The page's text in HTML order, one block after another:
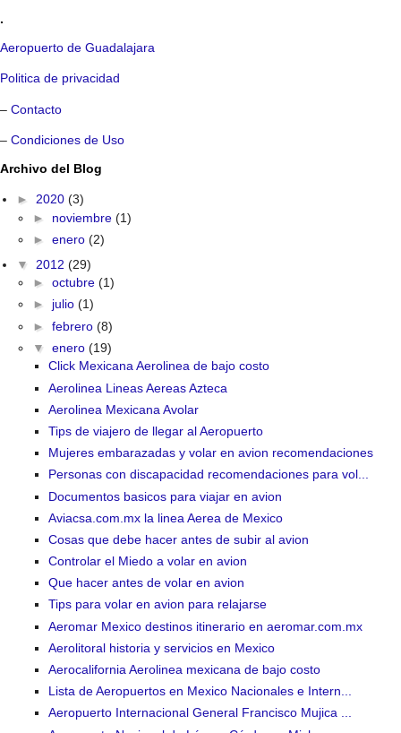
.
Aeropuerto de Guadalajara
Politica de privacidad
– Contacto
– Condiciones de Uso
Archivo del Blog
► 2020 (3)
► noviembre (1)
► enero (2)
▼ 2012 (29)
► octubre (1)
► julio (1)
► febrero (8)
▼ enero (19)
Click Mexicana Aerolinea de bajo costo
Aerolinea Lineas Aereas Azteca
Aerolinea Mexicana Avolar
Tips de viajero de llegar al Aeropuerto
Mujeres embarazadas y volar en avion recomendaciones
Personas con discapacidad recomendaciones para vol...
Documentos basicos para viajar en avion
Aviacsa.com.mx la linea Aerea de Mexico
Cosas que debe hacer antes de subir al avion
Controlar el Miedo a volar en avion
Que hacer antes de volar en avion
Tips para volar en avion para relajarse
Aeromar Mexico destinos itinerario en aeromar.com.mx
Aerolitoral historia y servicios en Mexico
Aerocalifornia Aerolinea mexicana de bajo costo
Lista de Aeropuertos en Mexico Nacionales e Intern...
Aeropuerto Internacional General Francisco Mujica ...